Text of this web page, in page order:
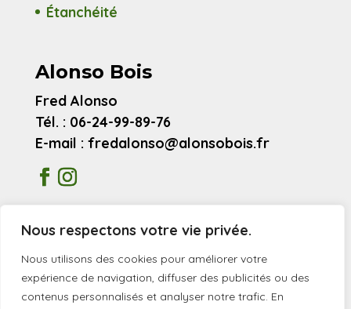
Nous respectons votre vie privée.
Nous utilisons des cookies pour améliorer votre
expérience de navigation, diffuser des publicités ou des
contenus personnalisés et analyser notre trafic. En
Étanchéité
Alonso Bois
Fred Alonso
Tél. : 06-24-99-89-76
E-mail : fredalonso@alonsobois.fr
Mentions légales
Avis clients